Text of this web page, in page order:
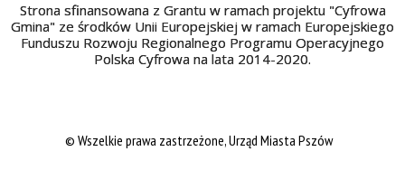
Strona sfinansowana z Grantu w ramach projektu "Cyfrowa
Gmina" ze środków Unii Europejskiej w ramach Europejskiego
Funduszu Rozwoju Regionalnego Programu Operacyjnego
Polska Cyfrowa na lata 2014-2020.
© Wszelkie prawa zastrzeżone, Urząd Miasta Pszów